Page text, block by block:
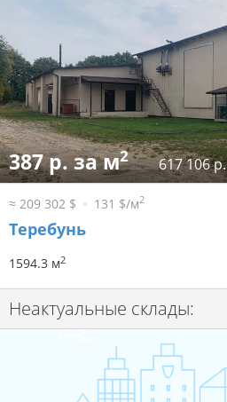
387 р. за м2 617 106 р.
≈ 209 302 $ 131 $/м2
Теребунь
1594.3 м2
Неактуальные склады: